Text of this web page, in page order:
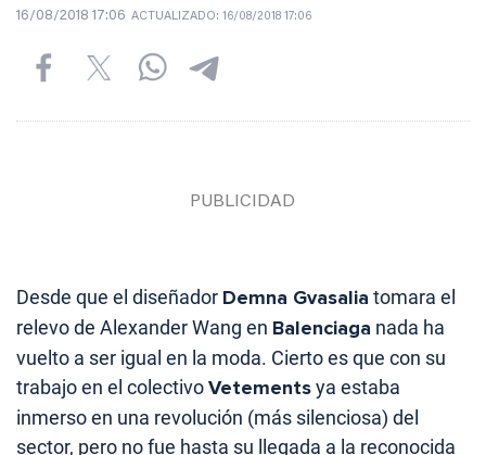
16/08/2018 17:06 ACTUALIZADO: 16/08/2018 17:06
Desde que el diseñador Demna Gvasalia tomara el
relevo de Alexander Wang en Balenciaga nada ha
vuelto a ser igual en la moda. Cierto es que con su
trabajo en el colectivoVetementsya estaba
inmerso en una revolución (más silenciosa) del
sector, pero no fue hasta su llegada a la reconocida